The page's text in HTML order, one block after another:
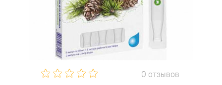
0 отзывов